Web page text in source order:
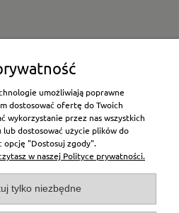
konto
i dostawa
Pomoc
umożliwiają poprawne
dostosować ofertę do Twoich
wykorzystanie przez nas wszystkich
dostosować użycie plików do
opcję "Dostosuj zgody".
w naszej Polityce prywatności.
tylko niezbędne